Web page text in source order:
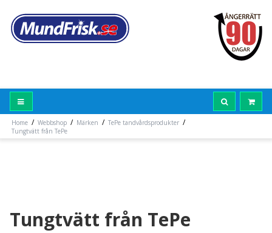
Home / Webbshop / Märken / TePe tandvårdsprodukter /
Tungtvätt från TePe
Tungtvätt från TePe